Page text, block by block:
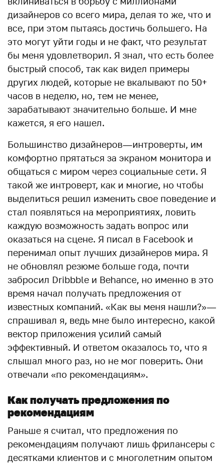
дизайнеров со всего мира, делая то же, что и
все, при этом пытаясь достичь большего. На
это могут уйти годы и не факт, что результат
бы меня удовлетворил. Я знал, что есть более
быстрый способ, так как видел примеры
других людей, которые не вкалывают по 50+
часов в неделю, но, тем не менее,
зарабатывают значительно больше. И мне
кажется, я его нашел.
Большинство дизайнеров — интроверты, им
комфортно прятаться за экраном монитора и
общаться с миром через социальные сети. Я
такой же интроверт, как и многие, но чтобы
выделиться решил изменить свое поведение и
стал появляться на мероприятиях, ловить
каждую возможность задать вопрос или
оказаться на сцене. Я писал в Facebook и
перенимал опыт лучших дизайнеров мира. Я
не обновлял резюме больше года, почти
забросил Dribbble и Behance, но именно в это
время начал получать предложения от
известных компаний. «Как вы меня нашли?» —
спрашивал я, ведь мне было интересно, какой
вектор приложения усилий самый
эффективный. И ответом оказалось то, что я
слышал много раз, но не мог поверить. Они
отвечали «по рекомендациям».
Как получать предложения по
рекомендациям
Раньше я считал, что предложения по
рекомендациям получают лишь фрилансеры с
десятками клиентов и с многолетним опытом